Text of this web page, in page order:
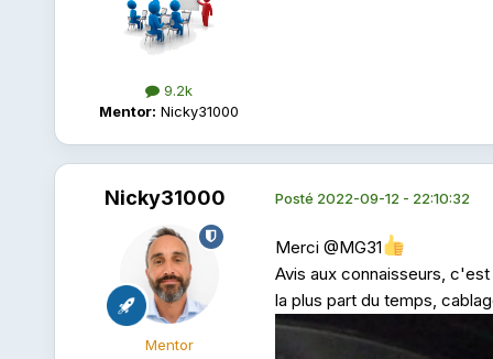
9.2k
Mentor: Nicky31000
Nicky31000
Mentor
Posté 2022-09-12 - 22:10:32
Merci @MG31
Avis aux connaisseurs,
la plus part du temps,